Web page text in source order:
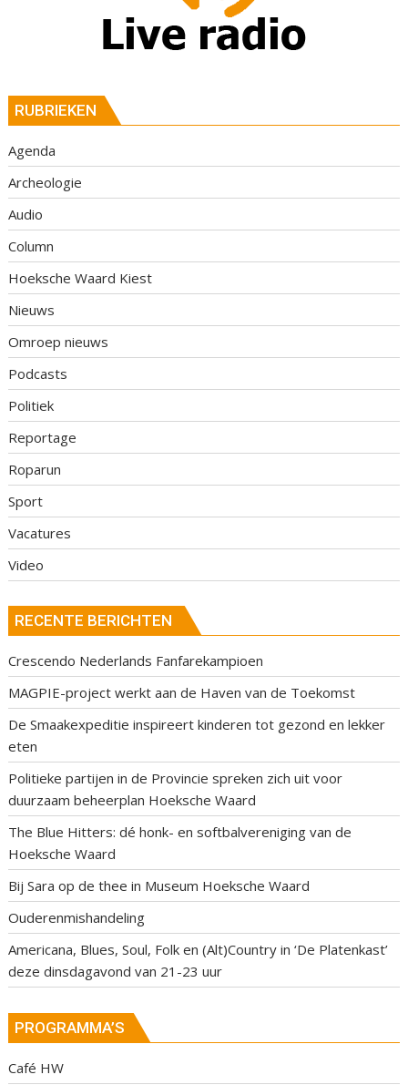
RUBRIEKEN
Agenda
Archeologie
Audio
Column
Hoeksche Waard Kiest
Nieuws
Omroep nieuws
Podcasts
Politiek
Reportage
Roparun
Sport
Vacatures
Video
RECENTE BERICHTEN
Crescendo Nederlands Fanfarekampioen
MAGPIE-project werkt aan de Haven van de Toekomst
De Smaakexpeditie inspireert kinderen tot gezond en lekker
eten
Politieke partijen in de Provincie spreken zich uit voor
duurzaam beheerplan Hoeksche Waard
The Blue Hitters: dé honk- en softbalvereniging van de
Hoeksche Waard
Bij Sara op de thee in Museum Hoeksche Waard
Ouderenmishandeling
Americana, Blues, Soul, Folk en (Alt)Country in ‘De Platenkast’
deze dinsdagavond van 21-23 uur
PROGRAMMA’S
Café HW